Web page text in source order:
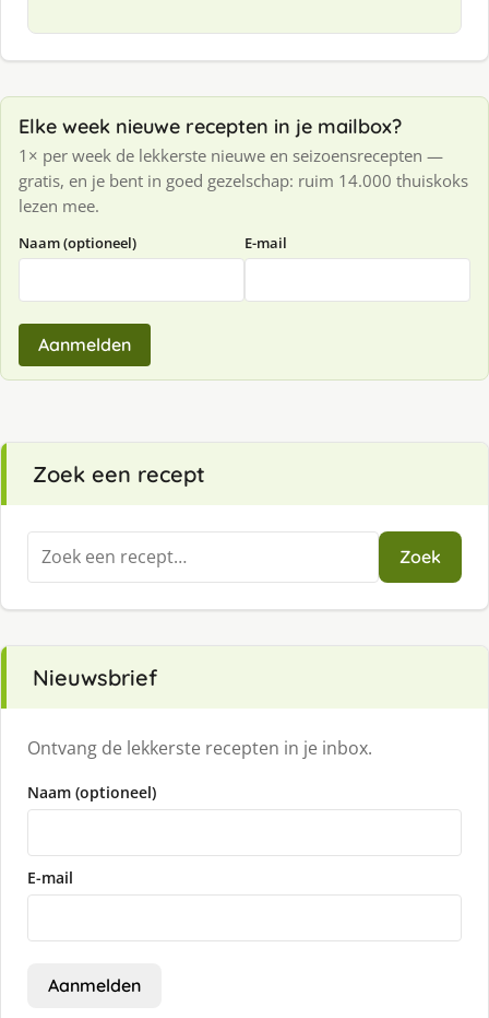
Elke week nieuwe recepten in je mailbox?
1× per week de lekkerste nieuwe en seizoensrecepten —
gratis, en je bent in goed gezelschap: ruim 14.000 thuiskoks
lezen mee.
Naam (optioneel) E-mail
Aanmelden
Zoek een recept
Zoeken
naar:
Zoek
Nieuwsbrief
Ontvang de lekkerste recepten in je inbox.
Naam (optioneel)
E-mail
Aanmelden